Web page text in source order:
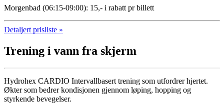
Morgenbad (06:15-09:00): 15,- i rabatt pr billett
Detaljert prisliste »
Trening i vann fra skjerm
Hydrohex CARDIO Intervallbasert trening som utfordrer hjertet.
Økter som bedrer kondisjonen gjennom løping, hopping og
styrkende bevegelser.